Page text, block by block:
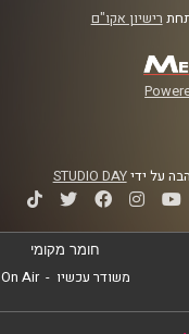
רישיון אקו"ם
על ידיSTUDIO DAY
חומר מקומי
משודר עכשיו -
On Air